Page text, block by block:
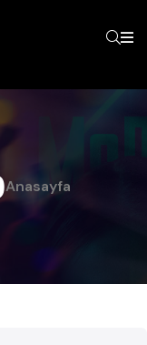
Anasayfa